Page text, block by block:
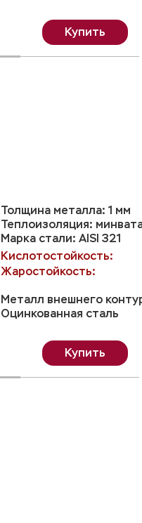
Купить
Толщина металла: 1 мм
Теплоизоляция:
Марка стали: AISI 321
Кислотостойкость:
Жаростойкость:
Металл внешнего
Оцинкованная сталь
Купить